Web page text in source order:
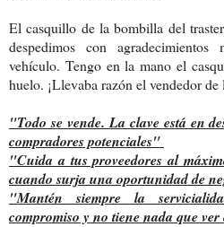
El casquillo de la bombilla del
despedimos con
vehículo. Tengo en la mano el
huelo. ¡Llevaba razón el vendedor de
"Todo se vende. La clave está en
compradores potenciales"
"Cuida a tus proveedores al
cuando surja una oportunidad de
"Mantén siempre la
compromiso y no tiene nada que